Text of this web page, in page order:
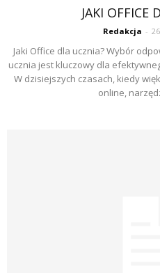
JAKI OFFICE
Redakcja -
Jaki Office dla ucznia? Wybór
ucznia jest kluczowy dla
W dzisiejszych czasach, kiedy
online,